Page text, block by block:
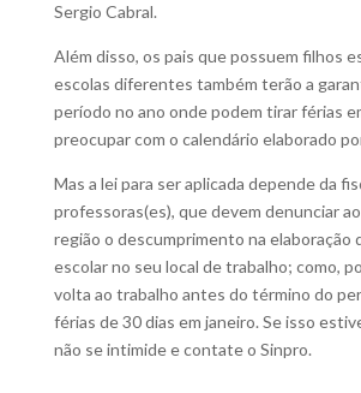
Sergio Cabral.
Além disso, os pais que possuem filhos
escolas diferentes também terão a
período no ano onde podem tirar férias
preocupar com o calendário elaborado
Mas a lei para ser aplicada depende da
professoras(es), que devem denunciar
região o descumprimento na elaboração
escolar no seu local de trabalho; como,
volta ao trabalho antes do término do
férias de 30 dias em janeiro. Se isso
não se intimide e contate o Sinpro.